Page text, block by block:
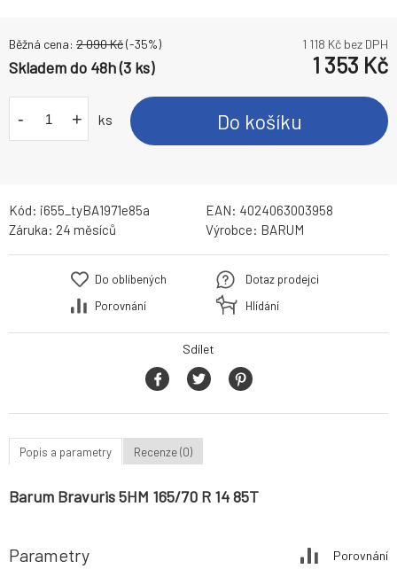
Běžná cena: 2 090Kč(-35%) 1 118 Kč bez DPH
Skladem do 48h (3 ks) 1 353 Kč
- + ks Do košíku
Kód: i655_tyBA1971e85a EAN: 4024063003958
Záruka: 24 měsíců Výrobce: BARUM
Do oblíbených
Porovnání
Dotaz prodejci
Hlídání
Sdílet
Popis a parametry Recenze (0)
Barum Bravuris 5HM 165/70 R 14 85T
Parametry Porovnání